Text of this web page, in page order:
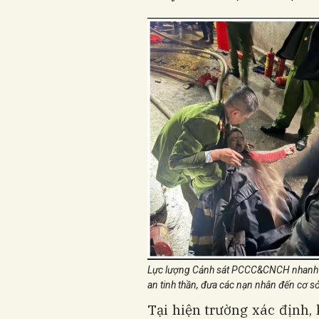
Lực lượng Cảnh sát PCCC&CNCH
an tinh thần, đưa các nạn nhân đến cơ
Tại hiện trường xác định,